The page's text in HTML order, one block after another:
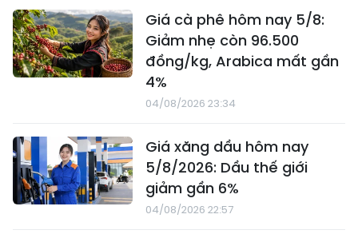
Giá cà phê hôm nay 5/8:
Giảm nhẹ còn 96.500
đồng/kg, Arabica mất gần
4%
04/08/2026 23:34
Giá xăng dầu hôm nay
5/8/2026: Dầu thế giới
giảm gần 6%
04/08/2026 22:57